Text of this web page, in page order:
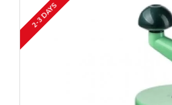
2-3 DAYS